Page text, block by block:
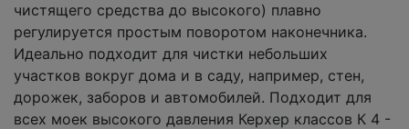
чистящего средства до высокого) плавно
регулируется простым поворотом наконечника.
Идеально подходит для чистки небольших
участков вокруг дома и в саду, например, стен,
дорожек, заборов и автомобилей. Подходит для
всех моек высокого давления Керхер классов К 4 -